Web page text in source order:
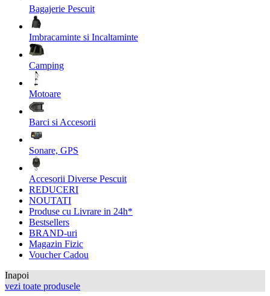
Bagajerie Pescuit
Imbracaminte si Incaltaminte
Camping
Motoare
Barci si Accesorii
Sonare, GPS
Accesorii Diverse Pescuit
REDUCERI
NOUTATI
Produse cu Livrare in 24h*
Bestsellers
BRAND-uri
Magazin Fizic
Voucher Cadou
Inapoi
vezi toate produsele